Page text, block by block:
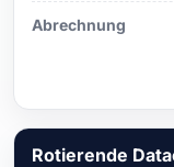
Abrechnung
Rotierende